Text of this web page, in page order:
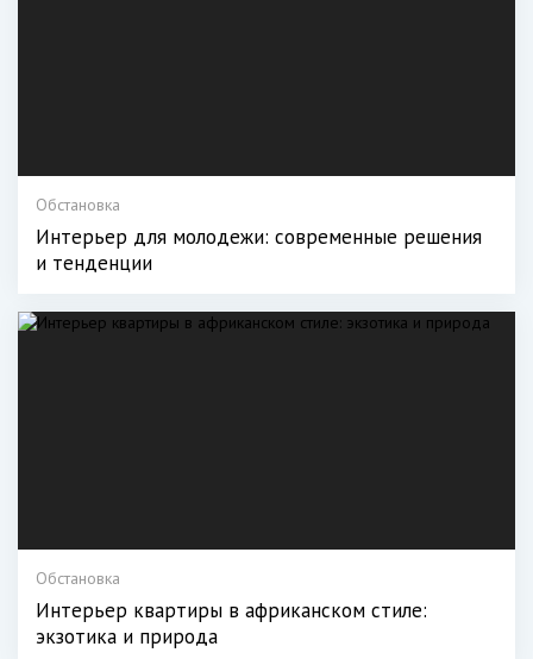
Обстановка
Интерьер для молодежи: современные решения
и тенденции
Обстановка
Интерьер квартиры в африканском стиле:
экзотика и природа